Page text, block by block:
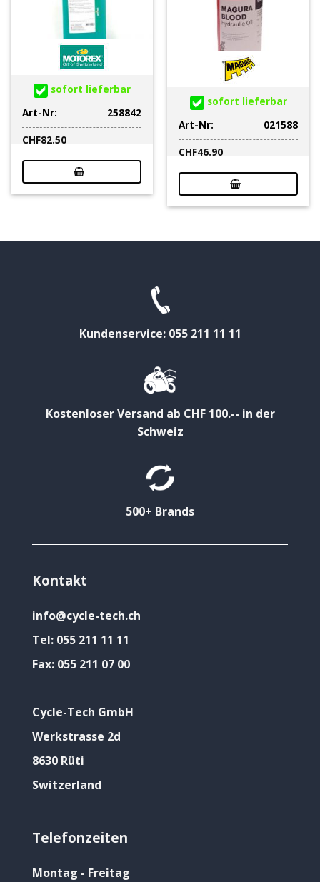
sofort lieferbar
Art-Nr:
258842
CHF82.50
sofort lieferbar
Art-Nr:
021588
CHF46.90
Kundenservice: 055 211 11 11
Kostenloser Versand ab CHF 100.-- in der
Schweiz
500+ Brands
Kontakt
info@cycle-tech.ch
Tel: 055 211 11 11
Fax: 055 211 07 00
Cycle-Tech GmbH
Werkstrasse 2d
8630 Rüti
Switzerland
Telefonzeiten
Montag - Freitag